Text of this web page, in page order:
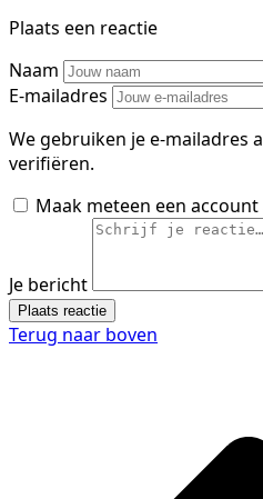
Plaats een reactie
Naam
E-mailadres
We gebruiken je e-mailadres
verifiëren.
Maak meteen een account
Je bericht
Plaats reactie
Terug naar boven